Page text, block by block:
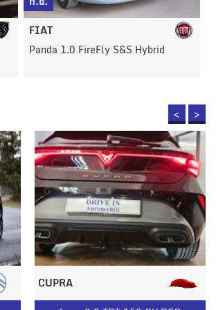
FIAT
Panda 1.0 FireFly S&S Hybrid
< >
CUPRA